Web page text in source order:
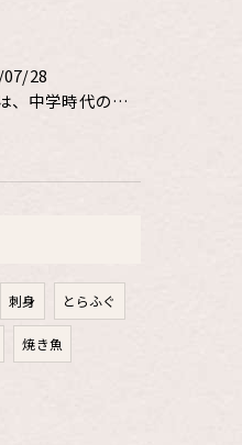
28
日曜日は、中学時代の、同級生と鮎釣り
刺身 とらふぐ
焼き魚